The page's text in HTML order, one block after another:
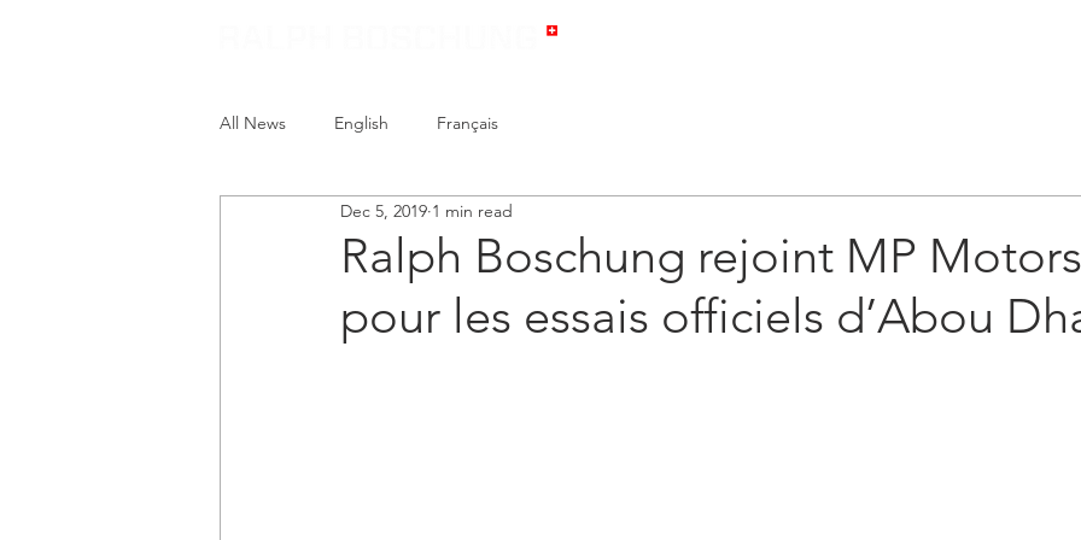
All News English Français
Ralph Boschung rejoint MP
pour les essais officiels d’Abou
Dec 5, 2019 1 min read